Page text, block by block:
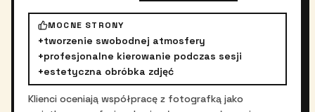
MOCNE STRONY
+tworzenie swobodnej atmosfery
+profesjonalne kierowanie podczas sesji
+estetyczna obróbka zdjęć
Klienci oceniają współpracę z fotografką jako